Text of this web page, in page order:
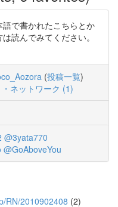
で書かれたこちらとか
読んでみてください。
(投稿一覧)
・ネットワーク (1)
@3yata770
@GoAboveYou
RN/2010902408 (2)